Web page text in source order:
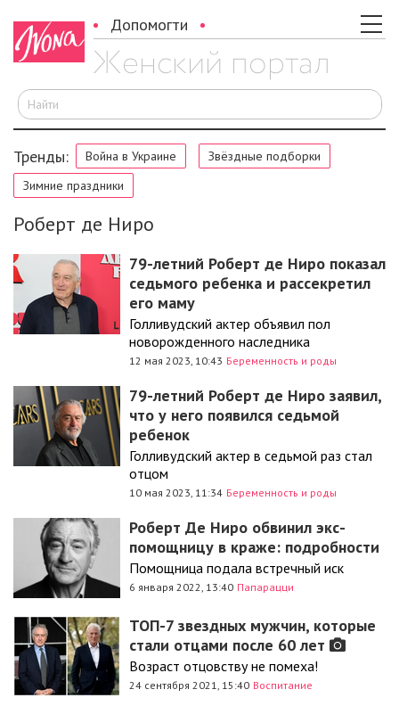
Допомогти
Тренды: Война в Украине
Звёздные подборки
Зимние праздники
Роберт де Ниро
79-летний Роберт де Ниро показал
седьмого ребенка и рассекретил
его маму
Голливудский актер объявил пол
новорожденного наследника
12 мая 2023, 10:43 Беременность и роды
79-летний Роберт де Ниро заявил,
что у него появился седьмой
ребенок
Голливудский актер в седьмой раз стал
отцом
10 мая 2023, 11:34 Беременность и роды
Роберт Де Ниро обвинил экс-
помощницу в краже: подробности
Помощница подала встречный иск
6 января 2022, 13:40 Папарацци
ТОП-7 звездных мужчин, которые
стали отцами после 60 лет
Возраст отцовству не помеха!
24 сентября 2021, 15:40 Воспитание